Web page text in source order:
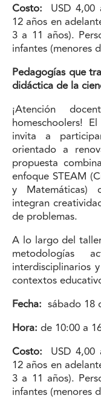
Costo: USD 4,00
12 años en
3 a 11 años).
infantes (menores
Pedagogías que
didáctica de la
¡Atención
homeschoolers!
invita a
orientado a
propuesta
enfoque STEAM
y Matemáticas)
integran
de problemas.
A lo largo del
metodologías
interdisciplinarios
contextos
Fecha: sábado 18
Hora: de 10:00 a
Costo: USD 4,00
12 años en
3 a 11 años).
infantes (menores